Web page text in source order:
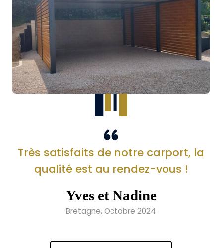
Très satisfaits de notre carport, la
qualité est au rendez-vous !
Yves et Nadine
Bretagne, Octobre 2024